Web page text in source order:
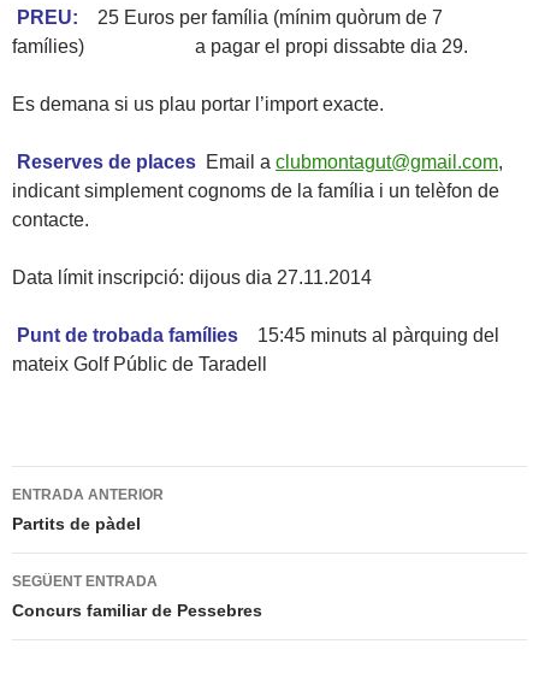
PREU: 25 Euros per família (mínim quòrum de 7
famílies) a pagar el propi dissabte dia 29.
Es demana si us plau portar l’import exacte.
Reserves de places Email a clubmontagut@gmail.com,
indicant simplement cognoms de la família i un telèfon de
contacte.
Data límit inscripció: dijous dia 27.11.2014
Punt de trobada famílies
15:45 minuts al pàrquing del
mateix Golf Públic de Taradell
Navegació
per
les
entrades
ENTRADA ANTERIOR
Partits de pàdel
SEGÜENT ENTRADA
Concurs familiar de Pessebres